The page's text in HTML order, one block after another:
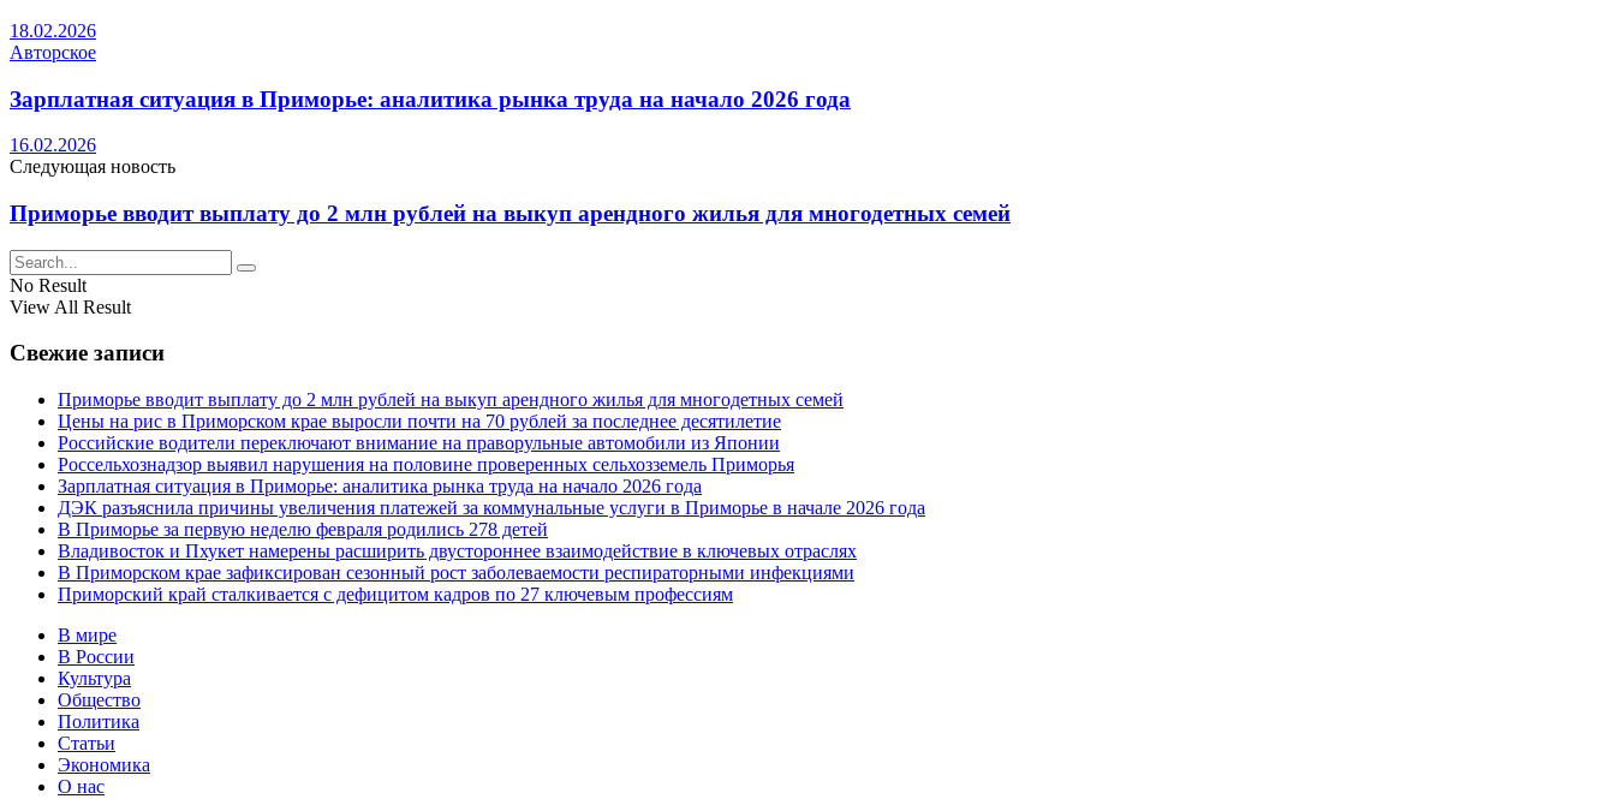
18.02.2026
Авторское
Зарплатная ситуация в Приморье: аналитика рынка труда на начало 2026 года
16.02.2026
Следующая новость
Приморье вводит выплату до 2 млн рублей на выкуп арендного жилья для многодетных семей
No Result
View All Result
Свежие записи
Приморье вводит выплату до 2 млн рублей на выкуп арендного жилья для многодетных семей
Цены на рис в Приморском крае выросли почти на 70 рублей за последнее десятилетие
Российские водители переключают внимание на праворульные автомобили из Японии
Россельхознадзор выявил нарушения на половине проверенных сельхозземель Приморья
Зарплатная ситуация в Приморье: аналитика рынка труда на начало 2026 года
ДЭК разъяснила причины увеличения платежей за коммунальные услуги в Приморье в начале 2026 года
В Приморье за первую неделю февраля родились 278 детей
Владивосток и Пхукет намерены расширить двустороннее взаимодействие в ключевых отраслях
В Приморском крае зафиксирован сезонный рост заболеваемости респираторными инфекциями
Приморский край сталкивается с дефицитом кадров по 27 ключевым профессиям
В мире
В России
Культура
Общество
Политика
Статьи
Экономика
О нас